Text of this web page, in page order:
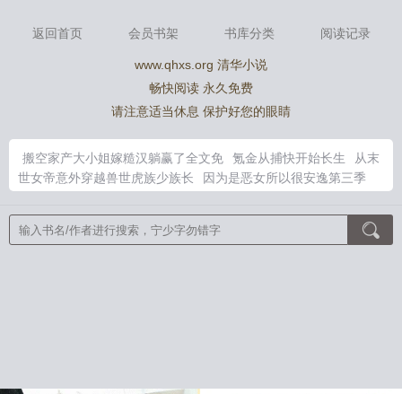
返回首页 会员书架 书库分类 阅读记录
www.qhxs.org 清华小说
畅快阅读 永久免费
请注意适当休息 保护好您的眼睛
搬空家产大小姐嫁糙汉躺赢了全文免 氪金从捕快开始长生
从末
世女帝意外穿越兽世虎族少族长
因为是恶女所以很安逸第三季
取有言
餐馆通万界我赚10个亿很合理吧二谦
末世最强穿越到架
空朝代最后成为女帝
穿书后只想当娇妻by咬玉txt云盘
氪命修行